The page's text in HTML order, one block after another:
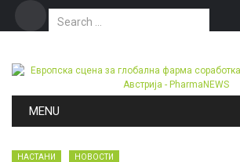
Search for:
MENU
НАСТАНИ НОВОСТИ